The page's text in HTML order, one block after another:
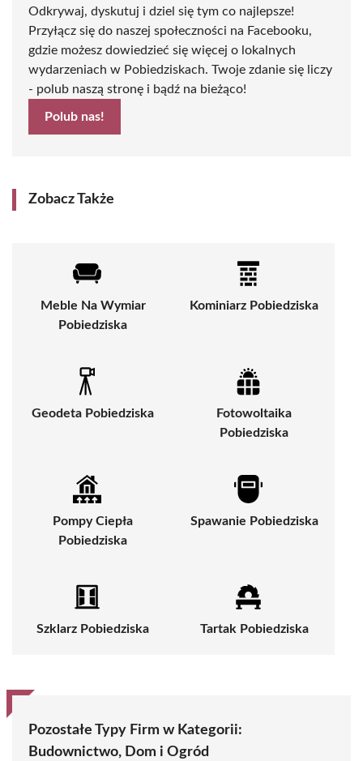
Odkrywaj, dyskutuj i dziel się tym co najlepsze!
Przyłącz się do naszej społeczności na Facebooku,
gdzie możesz dowiedzieć się więcej o lokalnych
wydarzeniach w Pobiedziskach. Twoje zdanie się liczy
- polub naszą stronę i bądź na bieżąco!
Polub nas!
Zobacz Także
Meble Na Wymiar
Pobiedziska
Kominiarz Pobiedziska
Geodeta Pobiedziska
Fotowoltaika
Pobiedziska
Pompy Ciepła
Pobiedziska
Spawanie Pobiedziska
Szklarz Pobiedziska Tartak Pobiedziska
Pozostałe Typy Firm w Kategorii:
Budownictwo, Dom i Ogród